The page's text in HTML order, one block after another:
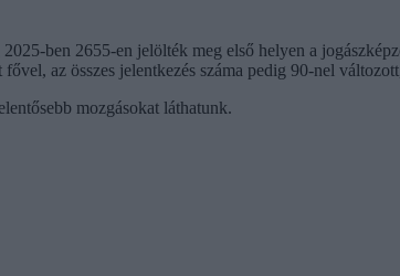
ben 2655-en jelölték meg első helyen a
az összes jelentkezés száma pedig 90-nel
mozgásokat láthatunk.